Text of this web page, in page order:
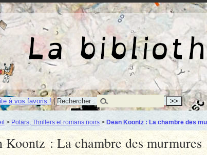
à vos favoris !|Rechercher :
> Polars, Thrillers et romans noirs > Dean Koontz : La chambre des
Koontz : La chambre des murmures